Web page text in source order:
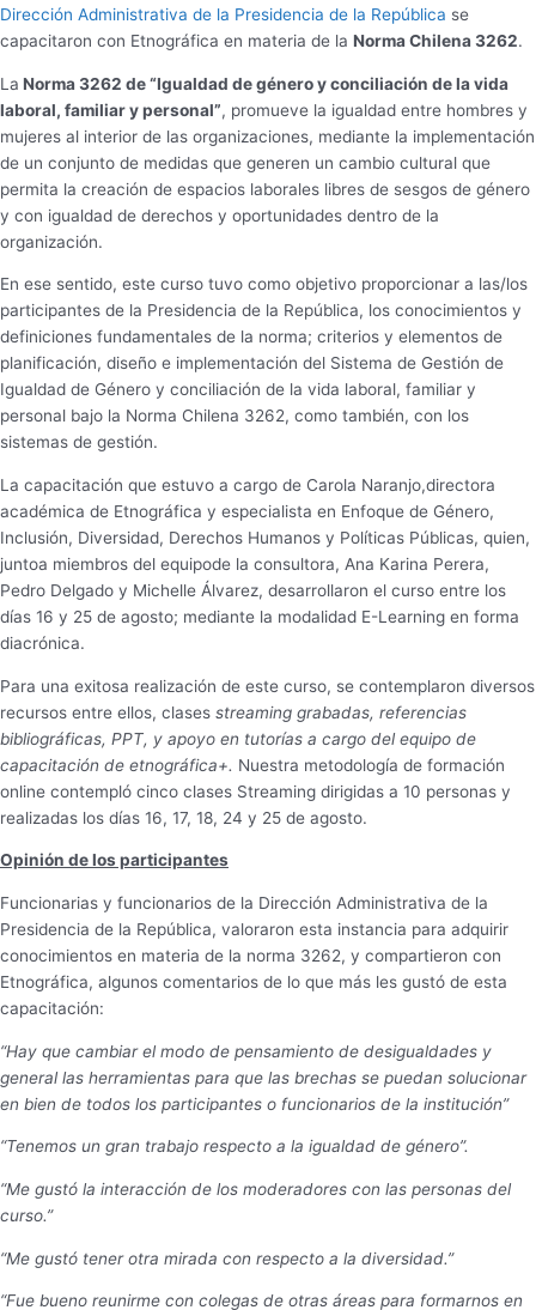
Dirección Administrativa de la Presidencia de la República se
capacitaron con Etnográfica en materia de la Norma Chilena 3262.
La Norma 3262 de “Igualdad de género y conciliación de la vida
laboral, familiar y personal”, promueve la igualdad entre hombres y
mujeres al interior de las organizaciones, mediante la implementación
de un conjunto de medidas que generen un cambio cultural que
permita la creación de espacios laborales libres de sesgos de género
y con igualdad de derechos y oportunidades dentro de la
organización.
En ese sentido, este curso tuvo como objetivo proporcionar a las/los
participantes de la Presidencia de la República, los conocimientos y
definiciones fundamentales de la norma; criterios y elementos de
planificación, diseño e implementación del Sistema de Gestión de
Igualdad de Género y conciliación de la vida laboral, familiar y
personal bajo la Norma Chilena 3262, como también, con los
sistemas de gestión.
La capacitación que estuvo a cargo de Carola Naranjo,directora
académica de Etnográfica y especialista en Enfoque de Género,
Inclusión, Diversidad, Derechos Humanos y Políticas Públicas, quien,
juntoa miembros del equipode la consultora, Ana Karina Perera,
Pedro Delgado y Michelle Álvarez, desarrollaron el curso entre los
días 16 y 25 de agosto; mediante la modalidad E-Learning en forma
diacrónica.
Para una exitosa realización de este curso, se contemplaron diversos
recursos entre ellos, clases streaming grabadas, referencias
bibliográficas, PPT, y apoyo en tutorías a cargo del equipo de
capacitación de etnográfica+. Nuestra metodología de formación
online contempló cinco clases Streaming dirigidas a 10 personas y
realizadas los días 16, 17, 18, 24 y 25 de agosto.
Opinión de los participantes
Funcionarias y funcionarios de la Dirección Administrativa de la
Presidencia de la República, valoraron esta instancia para adquirir
conocimientos en materia de la norma 3262, y compartieron con
Etnográfica, algunos comentarios de lo que más les gustó de esta
capacitación:
“Hay que cambiar el modo de pensamiento de desigualdades y
general las herramientas para que las brechas se puedan solucionar
en bien de todos los participantes o funcionarios de la institución”
“Tenemos un gran trabajo respecto a la igualdad de género”.
“Me gustó la interacción de los moderadores con las personas del
curso.”
“Me gustó tener otra mirada con respecto a la diversidad.”
“Fue bueno reunirme con colegas de otras áreas para formarnos en